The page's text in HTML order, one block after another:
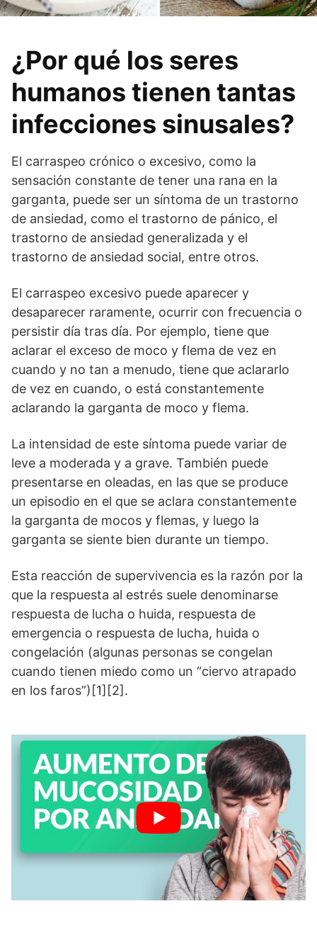
¿Por qué los seres
humanos tienen tantas
infecciones sinusales?
El carraspeo crónico o excesivo, como la
sensación constante de tener una rana en la
garganta, puede ser un síntoma de un trastorno
de ansiedad, como el trastorno de pánico, el
trastorno de ansiedad generalizada y el
trastorno de ansiedad social, entre otros.
El carraspeo excesivo puede aparecer y
desaparecer raramente, ocurrir con frecuencia o
persistir día tras día. Por ejemplo, tiene que
aclarar el exceso de moco y flema de vez en
cuando y no tan a menudo, tiene que aclararlo
de vez en cuando, o está constantemente
aclarando la garganta de moco y flema.
La intensidad de este síntoma puede variar de
leve a moderada y a grave. También puede
presentarse en oleadas, en las que se produce
un episodio en el que se aclara constantemente
la garganta de mocos y flemas, y luego la
garganta se siente bien durante un tiempo.
Esta reacción de supervivencia es la razón por la
que la respuesta al estrés suele denominarse
respuesta de lucha o huida, respuesta de
emergencia o respuesta de lucha, huida o
congelación (algunas personas se congelan
cuando tienen miedo como un “ciervo atrapado
en los faros”)[1][2].